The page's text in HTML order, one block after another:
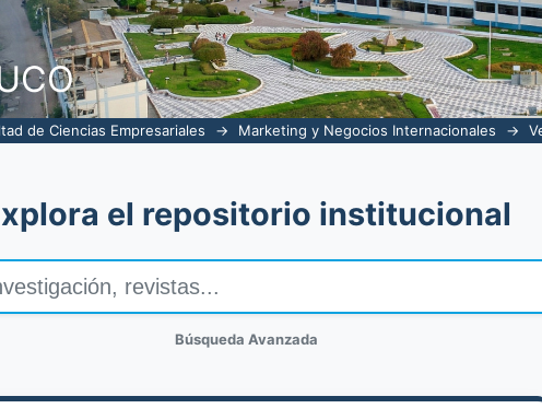
de Ciencias Empresariales → Marketing y Negocios Internacionales →
el repositorio institucional
Búsqueda Avanzada